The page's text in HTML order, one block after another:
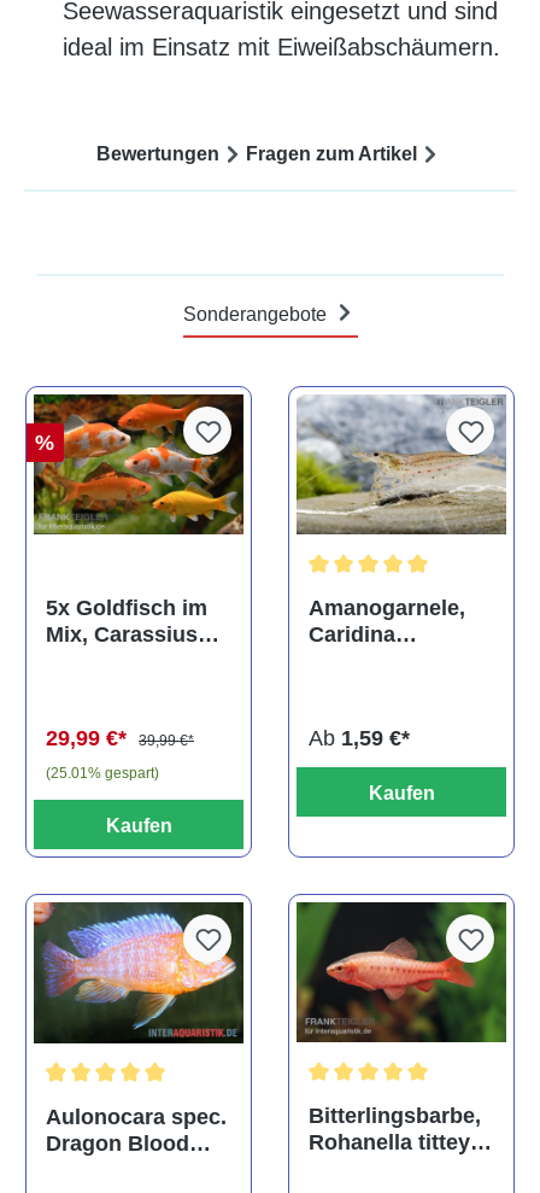
Seewasseraquaristik eingesetzt und sind
ideal im Einsatz mit Eiweißabschäumern.
Bewertungen Fragen zum Artikel
Sonderangebote
%
5x Goldfisch im
Mix, Carassius
29,99 €*
39,99 €*
(25.01% gespart)
Kaufen
Amanogarnele,
Caridina
Ab 1,59 €*
Kaufen
Durchschnittliche Bewertung von 5 von 5 Sternen
Aulonocara spec.
Dragon Blood
Bitterlingsbarbe,
Rohanella titteya,